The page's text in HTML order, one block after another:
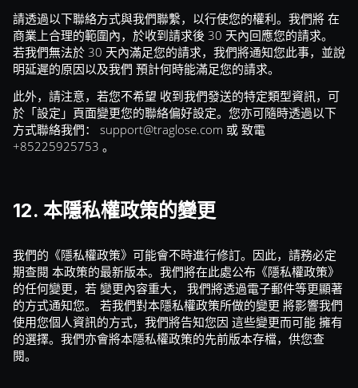
請透過以下聯絡方式與我們聯繫，以行使您的權利。我們將 在
商業上合理的範圍內，於收到請求後 30 天內回應您的請求。
若我們無法於 30 天內滿足您的請求，我們將通知您此事，並說
明延遲的原因以及我們 預計何時能滿足您的請求。
此外，請注意，若您不希望 收到我們發送的特定類型資訊，可
於「設定」頁面變更您的聯絡偏好設定。您亦可隨時透過以下
方式聯絡我們： support@traglose.com 或 致電
+85225925753 。
12. 本隱私權政策的變更
我們的《隱私權政策》可能會不時進行修訂。因此，請務必定
期查閱 本政策的最新版本。我們將在此處公布《隱私權政策》
的任何變更，若 變更內容重大， 我們將透過電子郵件等更顯著
的方式通知您。 若我們對本隱私權政策所做的變更 將影響我們
使用您個人資訊的方式，我們將告知您因 這些變更而可能 擁有
的選擇。我們亦會將本隱私權政策的先前版本存檔，供您查
閱。